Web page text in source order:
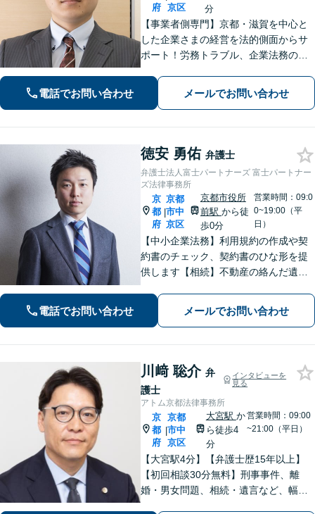
府 京区
分
【事業者側専門】京都・滋賀を中心と
した企業さまの経営を法的側面からサ
ポート！労務トラブル、企業法務のご
問題への対応を中心に、その他中小企
業法務について豊富な経験がありま
電話でお問い合わせ メールでお問い合わせ
徳安 勇佑 弁護士
弁護士法人富士パートナーズ 富士パートナー
ズ法律事務所
京
都
府
|
京都
市中
京区
京都市役所
前駅 から徒
歩0分
営業時間：09:0
0~19:00（平
日）
【中小企業法務】利用規約の作成や契
約書のチェック、契約書のひな形を提
供します【相続】不動産の絡んだ遺産
動産トラブル】不動産業者と連携し、
ご希望を汲み取りながら解決を目指し
電話でお問い合わせ メールでお問い合わせ
川﨑 聡介 弁
護士
インタビューを
見る
アトム京都法律事務所
京
都
府
|
京都
市中
京区
大宮駅 か
ら徒歩4
分
営業時間：09:00
~21:00（平日）
【大宮駅4分】【弁護士歴15年以上】
【初回相談30分無料】刑事事件、離
婚・男女問題、相続・遺言など、幅広